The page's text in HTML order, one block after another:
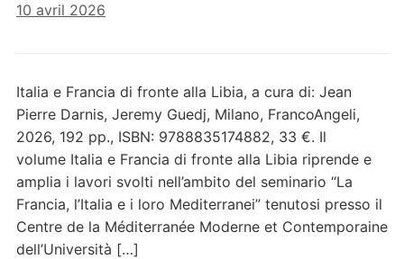
10 avril 2026
Italia e Francia di fronte alla Libia, a cura di: Jean
Pierre Darnis, Jeremy Guedj, Milano, FrancoAngeli,
2026, 192 pp., ISBN: 9788835174882, 33 €. Il
volume Italia e Francia di fronte alla Libia riprende e
amplia i lavori svolti nell’ambito del seminario “La
Francia, l’Italia e i loro Mediterranei” tenutosi presso il
Centre de la Méditerranée Moderne et Contemporaine
dell’Università […]